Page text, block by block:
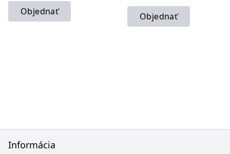
Objednať
Objednať
Informácia